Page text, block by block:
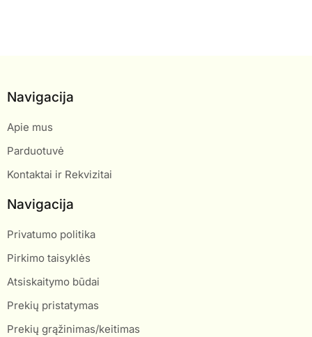
Navigacija
Apie mus
Parduotuvė
Kontaktai ir Rekvizitai
Navigacija
Privatumo politika
Pirkimo taisyklės
Atsiskaitymo būdai
Prekių pristatymas
Prekių grąžinimas/keitimas